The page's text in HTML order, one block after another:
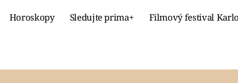
Horoskopy Sledujte prima+ Filmový festival